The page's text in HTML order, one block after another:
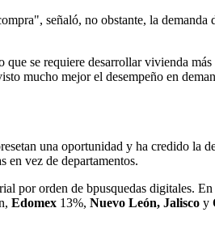
señaló, no obstante, la demanda
que se requiere desarrollar vivienda
mucho mejor el desempeño en
una oportunidad y ha credido la
en vez de departamentos.
por orden de bpusquedas digitales.
Edomex 13%, Nuevo León, Jalisco y